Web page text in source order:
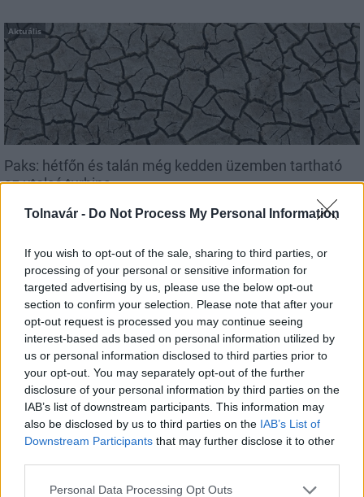
Tolnavár - Do Not Process My Personal Information
If you wish to opt-out of the sale, sharing to third parties, or
processing of your personal or sensitive information for
targeted advertising by us, please use the below opt-out
section to confirm your selection. Please note that after your
opt-out request is processed you may continue seeing
interest-based ads based on personal information utilized by
us or personal information disclosed to third parties prior to
your opt-out. You may separately opt-out of the further
disclosure of your personal information by third parties on the
IAB’s list of downstream participants. This information may
also be disclosed by us to third parties on the IAB’s List of
Downstream Participants that may further disclose it to other
Please note that this website/app uses one or more Google
Personal Data Processing Opt Outs
Aktuális
Paks: hétfőn és talán még kedden üzemben tartható
az utolsó turbina
Aktuális
Az atomerőmű egyetlen hatása a környezetre, hogy a
Duna vizét némileg felmelegíti